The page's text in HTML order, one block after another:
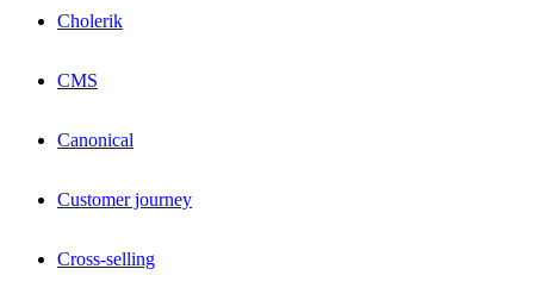
Cholerik
CMS
Canonical
Customer journey
Cross-selling